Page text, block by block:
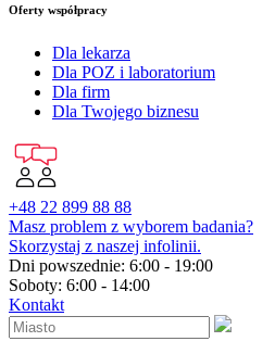
Oferty współpracy
Dla lekarza
Dla POZ i laboratorium
Dla firm
Dla Twojego biznesu
+48 22 899 88 88
Masz problem z wyborem badania?
Skorzystaj z naszej infolinii.
Dni powszednie: 6:00 - 19:00
Soboty: 6:00 - 14:00
Kontakt